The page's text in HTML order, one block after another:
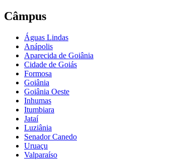
Câmpus
Águas Lindas
Anápolis
Aparecida de Goiânia
Cidade de Goiás
Formosa
Goiânia
Goiânia Oeste
Inhumas
Itumbiara
Jataí
Luziânia
Senador Canedo
Uruaçu
Valparaíso